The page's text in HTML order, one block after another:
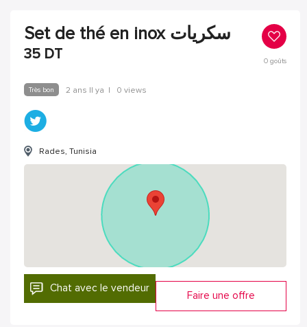
Set de thé en inox سكريات
35 DT 0goûts
Très bon 2 ans Il ya | 0 views
Rades, Tunisia
Chat avec le vendeur
Faire une offre